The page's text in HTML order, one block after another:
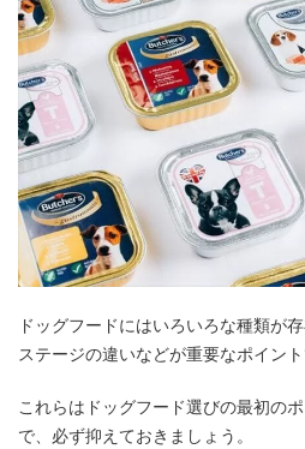
ドッグフードにはいろいろな種類が
ステージの違いなどが重要なポイント
これらはドッグフード選びの最初の
で、必ず抑えておきましょう。